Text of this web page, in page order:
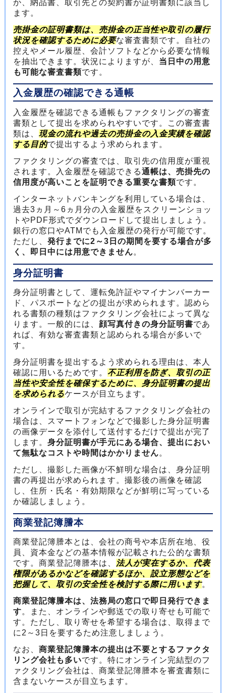
か、納品書、取引先との契約書が証明書類に該当し
ます。
売掛金の証明書類は、売掛金の正当性や取引の履行
状況を確認するために必要な審査書類です。自社の
控えやメール履歴、会計ソフトなどから必要な情報
を抽出できます。状況によりますが、 当日中の用意
も可能な審査書類です。
入金履歴の確認できる通帳
入金履歴を確認できる通帳もファクタリングの審査
書類として提出を求められやすいです。この審査書
類は、 現金の流れや過去の売掛金の入金実績を確認
する目的で提出するよう求められます。
ファクタリングの審査では、取引先の信用度が重視
されます。入金履歴を確認できる通帳は、売掛先の
信用度が高いことを証明できる重要な書類です。
インターネットバンキングを利用している場合は、
過去3ヵ月～6ヵ月分の入金履歴をスクリーンショッ
トやPDF形式でダウンロードして提出しましょう。
銀行の窓口やATMでも入金履歴の発行が可能です。
ただし、 発行までに2～3日の期間を要する場合が多
く、即日中には用意できません。
身分証明書
身分証明書として、運転免許証やマイナンバーカー
ド、パスポートなどの提出が求められます。認めら
れる書類の種類はファクタリング会社によって異な
ります。一般的には、 顔写真付きの身分証明書であ
れば、有効な審査書類と認められる場合が多いで
す。
身分証明書を提出するよう求められる理由は、本人
確認に用いるためです。 不正利用を防ぎ、取引の正
当性や安全性を確保するために、身分証明書の提出
を求められるケースが目立ちます。
オンラインで取引が完結するファクタリング会社の
場合は、スマートフォンなどで撮影した身分証明書
の画像データを添付して送付するだけで提出が完了
します。 身分証明書が手元にある場合、提出におい
て無駄なコストや時間はかかりません。
ただし、撮影した画像が不鮮明な場合は、身分証明
書の再提出が求められます。撮影後の画像を確認
し、住所・氏名・有効期限などが鮮明に写っている
か確認しましょう。
商業登記簿謄本
商業登記簿謄本とは、会社の商号や本店所在地、役
員、資本金などの基本情報が記載された公的な書類
です。商業登記簿謄本は、 法人が実在するか、代表
権限があるかなどを確認するほか、設立形態などを
把握して、取引の安全性を検討する際に用います。
商業登記簿謄本は、法務局の窓口で即日発行できま
す。また、オンラインや郵送での取り寄せも可能で
す。ただし、取り寄せを希望する場合は、取得まで
に2～3日を要するため注意しましょう。
なお、 商業登記簿謄本の提出は不要とするファクタ
リング会社も多いです。特にオンライン完結型のフ
ァクタリング会社は、商業登記簿謄本を審査書類に
含まないケースが目立ちます。